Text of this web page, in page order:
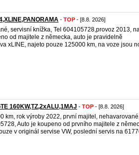
- TOP - [8.8. 2026]
servisní knížka,​ Tel 604105728,​provoz 2013,
od majitele z německa,​ auto je pravidelně
xLINE,​ najeto pouze 125000 km,​ na voze jsou
160KW,TZ,2xALU,1MAJ - TOP - [8.8. 2026]
km, rok výroby 2022, první majitel,​
Auto je koupeno od prvního majitele z
v originál servise VW,​ poslední servis na